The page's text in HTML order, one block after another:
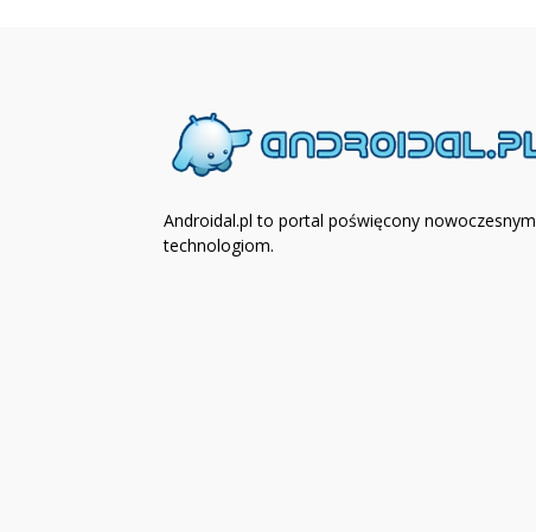
Androidal.pl to portal poświęcony nowoczesnym
technologiom.